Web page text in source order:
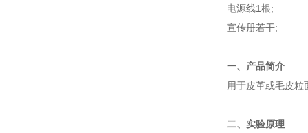
电源线1根;
宣传册若干;
一、产品简介
用于皮革或毛皮
二、实验原理